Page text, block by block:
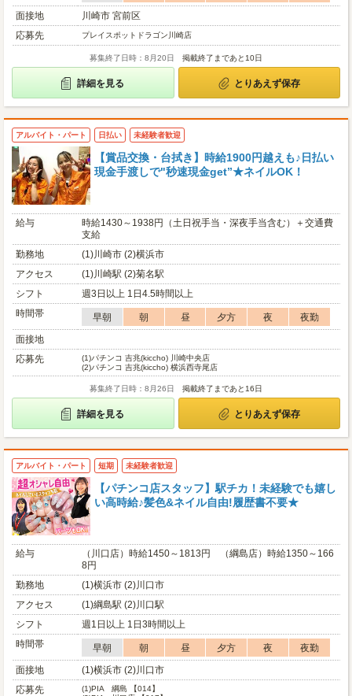
面接地
川崎市 宮前区
応募先
プレイスポットドラゴン川崎店
募集終了日時：8月20日 掲載終了まであと10日
詳細を見る とりあえず保存
アルバイト・パート 日払い 未経験者歓迎
【賞品交換・台拭き】時給1900円越えも♪日払い
現金手渡しで"秒速現金get”★ネイルOK！
給与
時給1430～1938円（土日祝手当・深夜手当含む）＋交通費
支給
勤務地
(1)川崎市 (2)横浜市
アクセス
(1)川崎駅 (2)菊名駅
シフト
週3日以上 1日4.5時間以上
時間帯
早朝 朝 昼 夕方 夜
夜勤
面接地
応募先
(1)パチンコ 吉兆(kiccho) 川崎中央店
(2)パチンコ 吉兆(kiccho) 横浜西寺尾店
募集終了日時：8月26日 掲載終了まであと16日
詳細を見る とりあえず保存
アルバイト・パート 短期 未経験者歓迎
【パチンコ店スタッフ】駅チカ！未経験でも嬉し
い高時給♪髪色&ネイル自由!履歴書不要★
給与
（川口店）時給1450～1813円 （綱島店）時給1350～166
8円
勤務地
(1)横浜市 (2)川口市
アクセス
(1)綱島駅 (2)川口駅
シフト
週1日以上 1日3時間以上
時間帯
早朝 朝 昼 夕方 夜
夜勤
面接地
(1)横浜市 (2)川口市
応募先
(1)PIA 綱島 【014】